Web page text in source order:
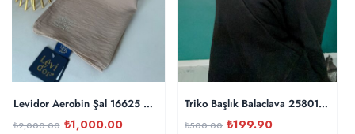
Levidor Aerobin Şal 16625 – Kum Beji
₺2,000.00 ₺1,000.00
Triko Başlık Balaclava 25801 – Gri
₺500.00 ₺199.90